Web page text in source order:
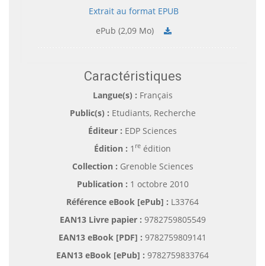
Extrait au format EPUB
ePub (2,09 Mo)
Caractéristiques
Langue(s) : Français
Public(s) : Etudiants, Recherche
Éditeur : EDP Sciences
Édition : 1 re édition
Collection : Grenoble Sciences
Publication : 1 octobre 2010
Référence eBook [ePub] : L33764
EAN13 Livre papier : 9782759805549
EAN13 eBook [PDF] : 9782759809141
EAN13 eBook [ePub] : 9782759833764